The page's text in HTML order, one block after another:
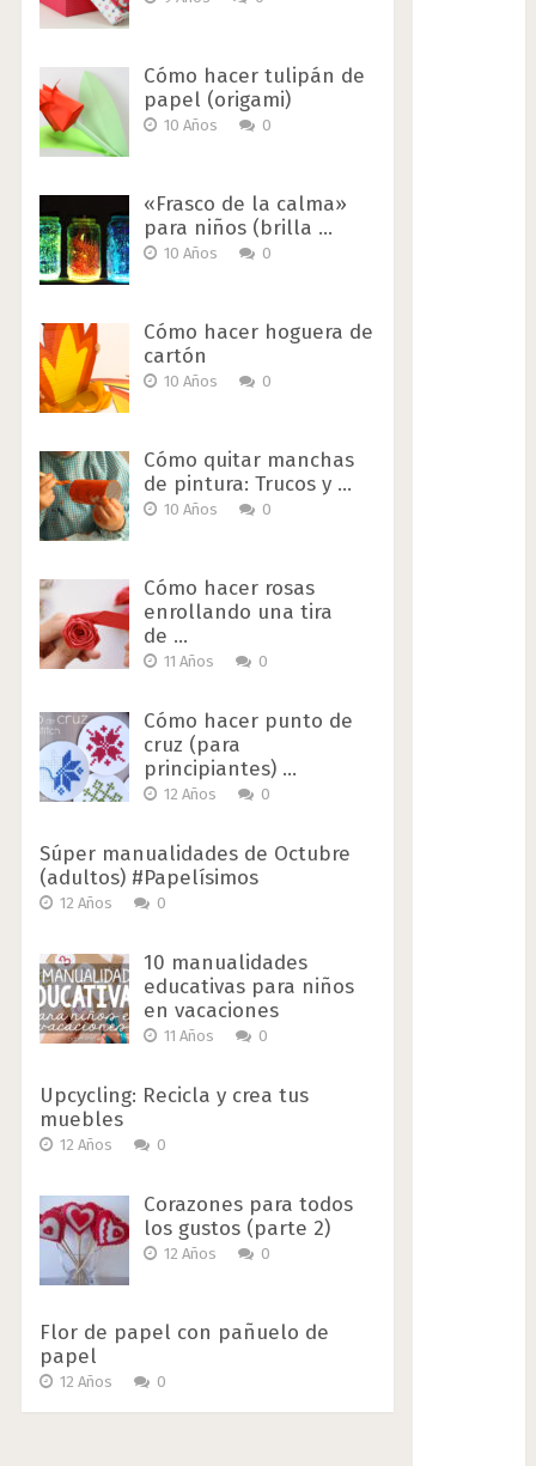
Cómo hacer tulipán de
papel (origami)
10 Años 0
«Frasco de la calma»
para niños (brilla …
10 Años 0
Cómo hacer hoguera de
cartón
10 Años 0
Cómo quitar manchas
de pintura: Trucos y …
10 Años 0
Cómo hacer rosas
enrollando una tira
de …
11 Años 0
Cómo hacer punto de
cruz (para
principiantes) …
12 Años 0
Súper manualidades de Octubre
(adultos) #Papelísimos
12 Años 0
10 manualidades
educativas para niños
en vacaciones
11 Años 0
Upcycling: Recicla y crea tus
muebles
12 Años 0
Corazones para todos
los gustos (parte 2)
12 Años 0
Flor de papel con pañuelo de
papel
12 Años 0